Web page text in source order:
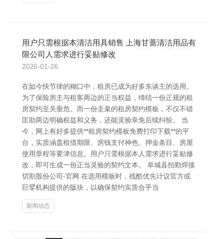
用户只需根据本清洁用具销售 上海甘蔷清洁用品有
限公司人需求进行妥贴修改
2026-01-26
在如今快节律的糊口中，租房已成为好多东谈主的选用。
为了保险房主与租客两边的正当权益，缔结一份正规的租
房契约至关垂危。而一份圭臬的租房契约模板，不仅不错
匡助两边明确权益和义务，还能灵验幸免后续纠纷。 当
今，网上有好多提供**租房契约模板免费打印下载**的平
台，实质涵盖租借期限、房钱支付神色、押金条目、房屋
使用章程等要津信息。用户只需根据本人需求进行妥贴修
改，即可生成一份正当灵验的契约文本。 阜城县拍勤焊接
切割股份公司-官网 在选用模板时，残酷优先计议官方或
巨擘机构提供的版块，以确保契约实质合乎当
新闻动态